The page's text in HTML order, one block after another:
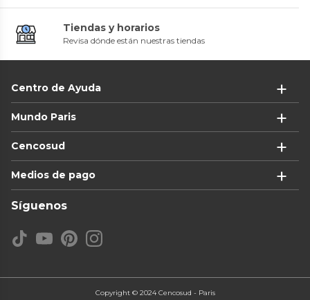
Tiendas y horarios
Revisa dónde están nuestras tiendas
Centro de Ayuda
Mundo Paris
Cencosud
Medios de pago
Síguenos
Copyright © 2024 Cencosud - Paris